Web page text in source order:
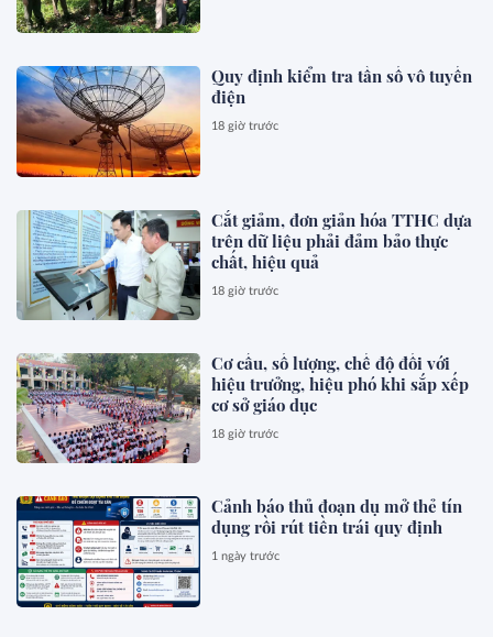
Quy định kiểm tra tần số vô tuyến
điện
18 giờ trước
Cắt giảm, đơn giản hóa TTHC dựa
trên dữ liệu phải đảm bảo thực
chất, hiệu quả
18 giờ trước
Cơ cấu, số lượng, chế độ đối với
hiệu trưởng, hiệu phó khi sắp xếp
cơ sở giáo dục
18 giờ trước
Cảnh báo thủ đoạn dụ mở thẻ tín
dụng rồi rút tiền trái quy định
1 ngày trước